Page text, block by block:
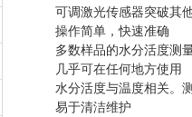
可调激光传感器突破其他
操作简单，快速准确
多数样品的水分活度测量
几乎可在任何地方使用
水分活度与温度相关。测
易于清洁维护